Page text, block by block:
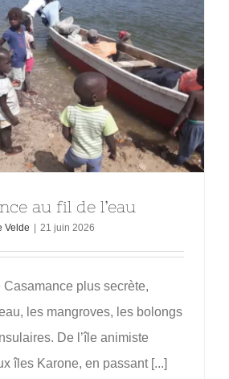
au fil de l’eau
Velde | 21 juin 2026
Casamance plus secrète,
les mangroves, les bolongs
De l’île animiste
îles Karone, en passant [...]